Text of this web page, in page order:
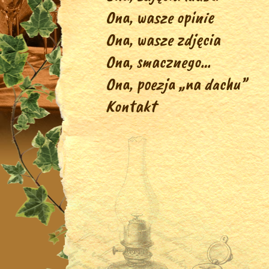
Ona, wasze opinie
Ona, wasze zdjęcia
Ona, smacznego…
Ona, poezja „na dachu”
Kontakt